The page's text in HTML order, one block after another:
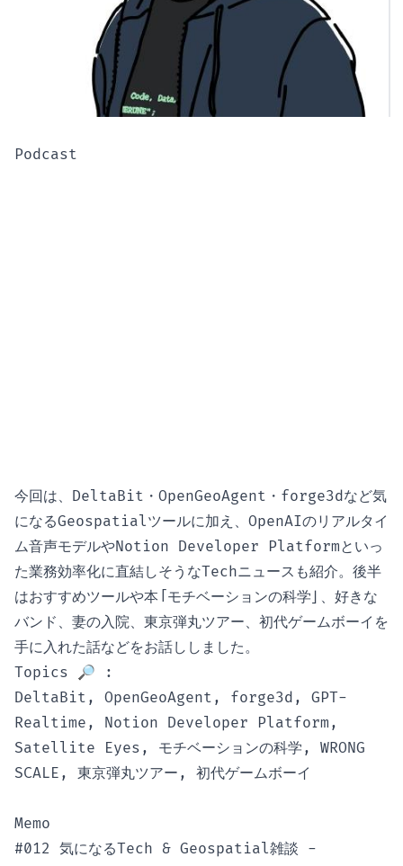
Podcast
今回は、DeltaBit・OpenGeoAgent・forge3dなど気
になるGeospatialツールに加え、OpenAIのリアルタイ
ム音声モデルやNotion Developer Platformといっ
た業務効率化に直結しそうなTechニュースも紹介。後半
はおすすめツールや本「モチベーションの科学」、好きな
バンド、妻の入院、東京弾丸ツアー、初代ゲームボーイを
手に入れた話などをお話ししました。
Topics 🔎 :
DeltaBit, OpenGeoAgent, forge3d, GPT-
Realtime, Notion Developer Platform,
Satellite Eyes, モチベーションの科学, WRONG
SCALE, 東京弾丸ツアー, 初代ゲームボーイ
Memo
#012 気になるTech & Geospatial雑談 -